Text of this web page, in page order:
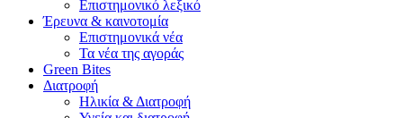
Επιστημονικό λεξικό
Έρευνα & καινοτομία
Επιστημονικά νέα
Τα νέα της αγοράς
Green Bites
Διατροφή
Ηλικία & Διατροφή